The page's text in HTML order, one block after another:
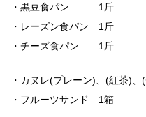
・黒豆食パン 1斤
・レーズン食パン 1斤
・チーズ食パン 1斤
・カヌレ(プレーン)、(紅茶
・フルーツサンド 1